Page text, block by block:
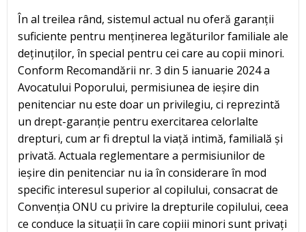
În al treilea rând, sistemul actual nu oferă garanții
suficiente pentru menținerea legăturilor familiale ale
deținuților, în special pentru cei care au copii minori.
Conform Recomandării nr. 3 din 5 ianuarie 2024 a
Avocatului Poporului, permisiunea de ieșire din
penitenciar nu este doar un privilegiu, ci reprezintă
un drept-garanție pentru exercitarea celorlalte
drepturi, cum ar fi dreptul la viață intimă, familială și
privată. Actuala reglementare a permisiunilor de
ieșire din penitenciar nu ia în considerare în mod
specific interesul superior al copilului, consacrat de
Convenția ONU cu privire la drepturile copilului, ceea
ce conduce la situații în care copiii minori sunt privați